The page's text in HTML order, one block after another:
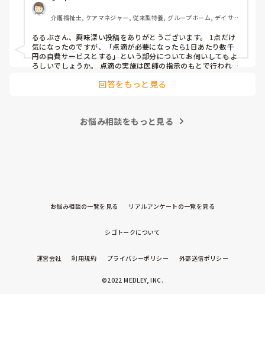
また内容と金額が分かれば教えてください。
介護福祉士, ケアマネジャー, 従来型特養, グループホーム, デイサー
るるぶさん、興味深い投稿をありがとうございます。 1点だけ
気になったのですが、「点滴が必要になったら1日あたり数千
円の自費サービスとする」という部分についてお伺いしてもよ
ろしいでしょうか。 点滴の実施は医師の指示のもとで行われる
ただく」という形にすると、介護保険や医療保険の算定との関
回答をもっと見る
お悩み相談をもっと見る
お悩み相談の一覧を見る リアルアンケートの一覧を見る
シゴトークについて
運営会社 利用規約 プライバシーポリシー 外部送信ポリシー
©2022 MEDLEY, INC.